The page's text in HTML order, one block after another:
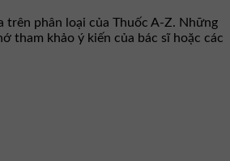
phân loại của Thuốc A-Z. Những
tham khảo ý kiến của bác sĩ hoặc các